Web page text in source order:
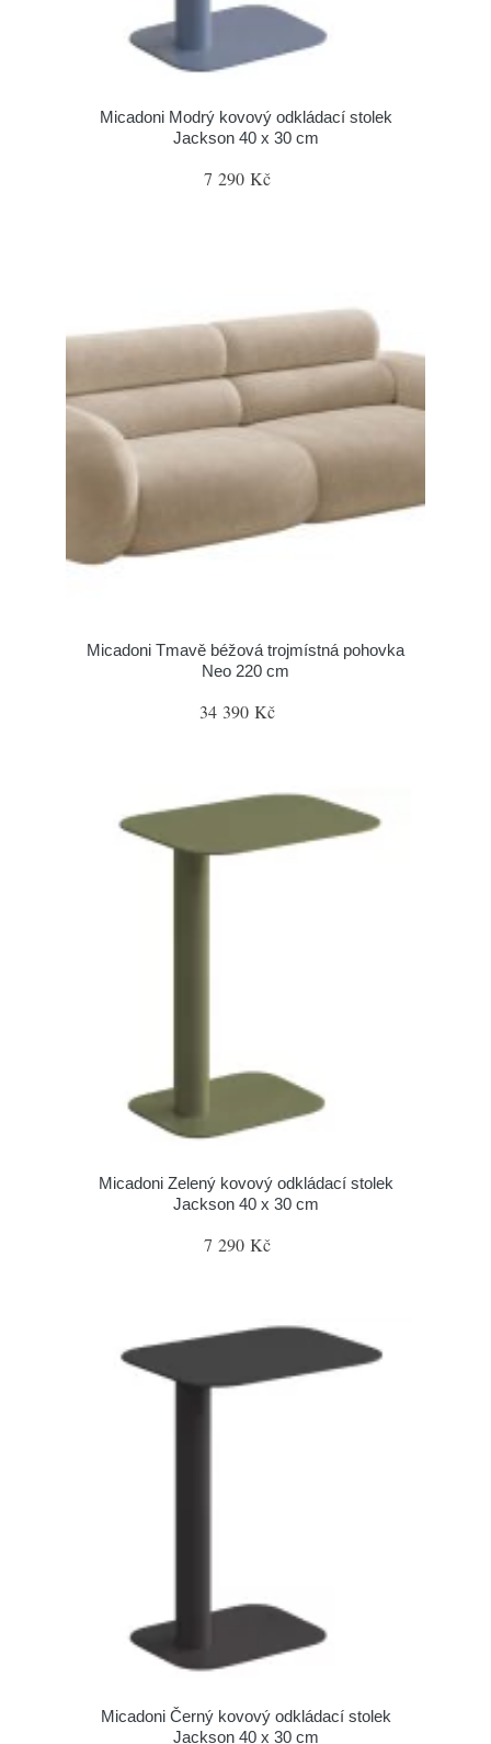
Micadoni Modrý kovový odkládací stolek
Jackson 40 x 30 cm
7 290 Kč
Micadoni Tmavě béžová trojmístná pohovka
Neo 220 cm
34 390 Kč
Micadoni Zelený kovový odkládací stolek
Jackson 40 x 30 cm
7 290 Kč
Micadoni Černý kovový odkládací stolek
Jackson 40 x 30 cm